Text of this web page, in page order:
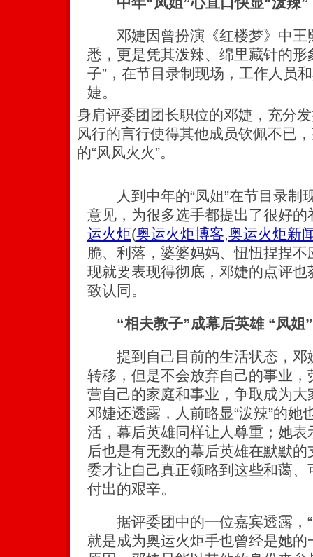
邓婕因曾扮演《红楼梦》中王
悉，更是凭其泼辣、绵里藏针的形
子”，在节目录制现场，工作人员
婕。
身肩评委团团长职位的邓婕，充分
风行的言行使得其他成员钦佩不已
的“风风火火”。
人到中年的“凤姐”在节目录制
意见，为很多选手都提出了很好
运火炬(奥运火炬博客,奥运火炬新
脆、利落，婆婆妈妈、忸忸捏捏
现就要表现得彻底，邓婕的点评
致认同。
“相夫教子”成幕后英雄 “凤姐
提到自己目前的生活状态，邓
转移，但是不会放弃自己的事业，
营自己的家庭和事业，争取成为大
邓婕还透露，人前略显“泼辣”的她
活，幕后英雄同样让人尊重；她
后也是有无数的幕后英雄在默默
委才让自己真正领略到这些和蔼
付出的艰辛。
据评委团中的一位嘉宾透露，“
就是成为奥运火炬手也曾经是她